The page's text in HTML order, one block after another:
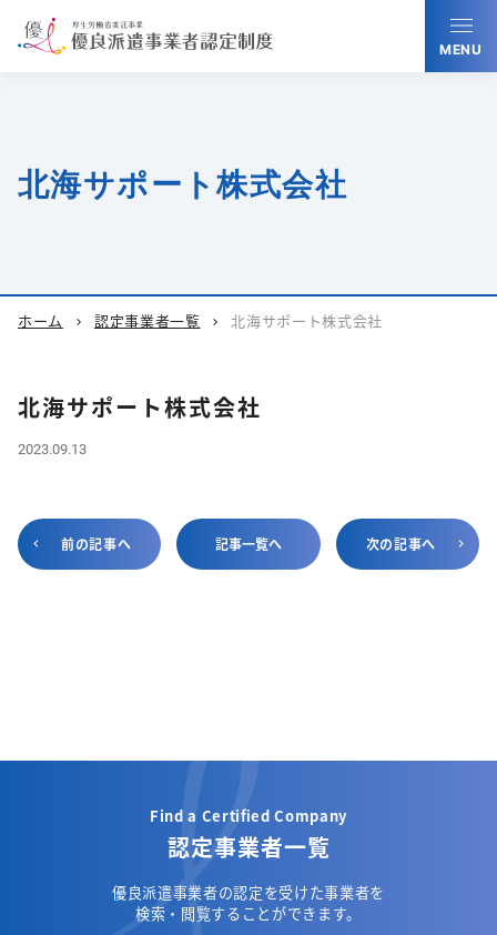
MENU
北海サポート株式会社
ホーム chevron_right 認定事業者一覧 chevron_right 北海サポート株式会社
北海サポート株式会社
2023.09.13
前の記事へ 記事一覧へ 次の記事へ
Find a Certified Company
認定事業者一覧
優良派遣事業者の認定を受けた事業者を
検索・閲覧することができます。